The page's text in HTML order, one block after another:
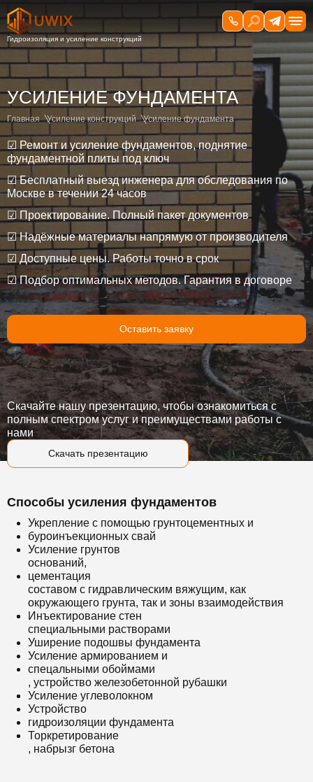
УСИЛЕНИЕ ФУНДАМЕНТА
Главная Усиление конструкций Усиление фундамента
☑ Ремонт и усиление фундаментов, поднятие
фундаментной плиты под ключ
☑ Бесплатный выезд инженера для обследования по
Москве в течении 24 часов
☑ Проектирование. Полный пакет документов
☑ Надёжные материалы напрямую от производителя
☑ Доступные цены. Работы точно в срок
☑ Подбор оптимальных методов. Гарантия в договоре
Оставить заявку
Скачать презентацию
Скачайте нашу презентацию, чтобы ознакомиться с
полным спектром услуг и преимуществами работы с
нами
Способы усиления фундаментов
Укрепление с помощью грунтоцементных и
буроинъекционных свай
Усиление грунтов
оснований,
цементация
составом с гидравлическим вяжущим, как
окружающего грунта, так и зоны взаимодействия
Инъектирование стен
специальными растворами
Уширение подошвы фундамента
Усиление армированием и
спецальными обоймами
, устройство железобетонной рубашки
Усиление углеволокном
Устройство
гидроизоляции фундамента
Торкретирование
, набрызг бетона